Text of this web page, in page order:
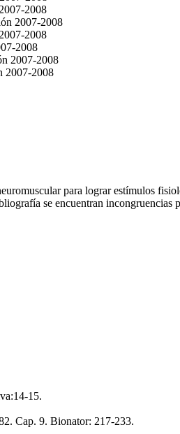
2008
2007-2008
2008
2008
2007-2008
2007-2008
para lograr estímulos
se encuentran
15.
Cap. 9. Bionator: 217-233.